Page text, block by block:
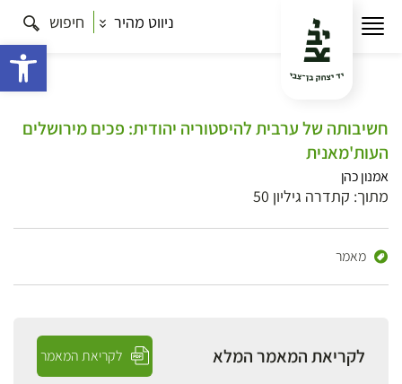
ניווט מהיר חיפוש
חשיבותה של ערבית להיסטוריה יהודית: פכים מירושלים
העות'מאנית
אמנון כהן
מתוך: קתדרה גיליון 50
מאמר
לקריאת המאמר המלא לקריאת המאמר